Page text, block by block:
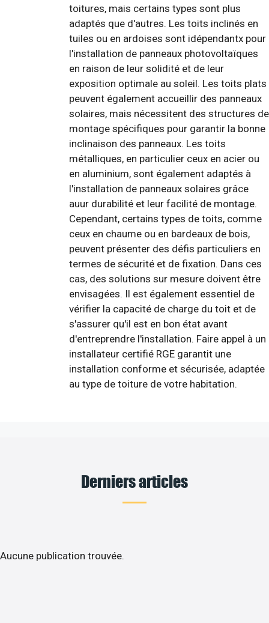
toitures, mais certains types sont plus
adaptés que d'autres. Les toits inclinés en
tuiles ou en ardoises sont idépendantx pour
l'installation de panneaux photovoltaïques
en raison de leur solidité et de leur
exposition optimale au soleil. Les toits plats
peuvent également accueillir des panneaux
solaires, mais nécessitent des structures de
montage spécifiques pour garantir la bonne
inclinaison des panneaux. Les toits
métalliques, en particulier ceux en acier ou
en aluminium, sont également adaptés à
l'installation de panneaux solaires grâce
auur durabilité et leur facilité de montage.
Cependant, certains types de toits, comme
ceux en chaume ou en bardeaux de bois,
peuvent présenter des défis particuliers en
termes de sécurité et de fixation. Dans ces
cas, des solutions sur mesure doivent être
envisagées. Il est également essentiel de
vérifier la capacité de charge du toit et de
s'assurer qu'il est en bon état avant
d'entreprendre l'installation. Faire appel à un
installateur certifié RGE garantit une
installation conforme et sécurisée, adaptée
au type de toiture de votre habitation.
Derniers articles
Aucune publication trouvée.